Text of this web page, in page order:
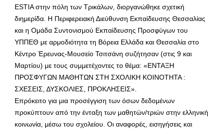
ESTIA στην πόλη των Τρικάλων, διοργανώθηκε σχετική
διημερίδα. Η Περιφερειακή Διεύθυνση Εκπαίδευσης Θεσσαλίας
και η Ομάδα Συντονισμού Εκπαίδευσης Προσφύγων του
ΥΠΠΕΘ με αρμοδιότητα τη Βόρεια Ελλάδα και Θεσσαλία στο
Κέντρο Έρευνας-Μουσείο Τσιτσάνη συζήτησαν (στις 9 και
Μαρτίου) με τους συμμετέχοντες το θέμα: «ΕΝΤΑΞΗ
ΠΡΟΣΦΥΓΩΝ ΜΑΘΗΤΩΝ ΣΤΗ ΣΧΟΛΙΚΗ ΚΟΙΝΟΤΗΤΑ :
ΣΧΕΣΕΙΣ, ΔΥΣΚΟΛΙΕΣ, ΠΡΟΚΛΗΣΕΙΣ».
Επρόκειτο για μια προσέγγιση των όσων δεδομένων
προκύπτουν από την ένταξη των μαθητών/τριών στην ελληνική
κοινωνία, μέσω του σχολείου. Οι αναφορές, εισηγήσεις και